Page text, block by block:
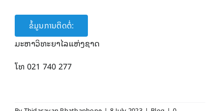
ຂໍ້ມູນການຕິດຕໍ່:
ມະຫາວິທະຍາໄລແຫ່ງຊາດ
ໂທ 021 740 277